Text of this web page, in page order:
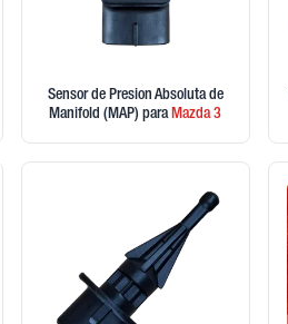
Sensor de Presion Absoluta de
Manifold (MAP) paraMazda3